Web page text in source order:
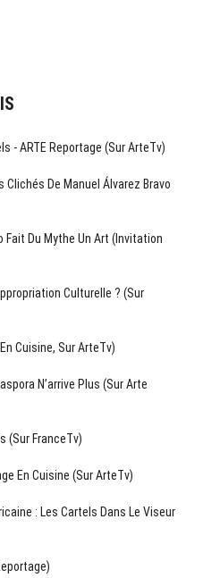
- ARTE Reportage (sur ArteTv)
Clichés De Manuel Álvarez Bravo
Fait Du Mythe Un Art (Invitation
Culturelle ? (sur
Cuisine, Sur ArteTv)
N’arrive Plus (sur Arte
(sur FranceTv)
En Cuisine (sur ArteTv)
: Les Cartels Dans Le Viseur